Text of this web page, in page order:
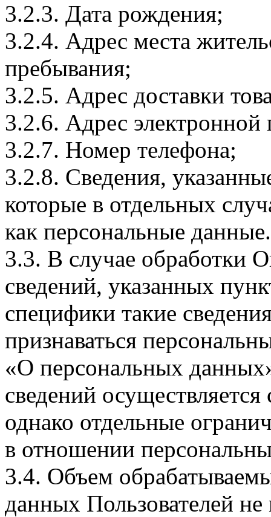
3.2.3. Дата рождения;
3.2.4. Адрес места
пребывания;
3.2.5. Адрес доставки
3.2.6. Адрес электронной
3.2.7. Номер телефона;
3.2.8. Сведения,
которые в отдельных
как персональные данные.
3.3. В случае обработки
сведений, указанных
специфики такие
признаваться
«О персональных
сведений
однако отдельные
в отношении
3.4. Объем
данных Пользователей